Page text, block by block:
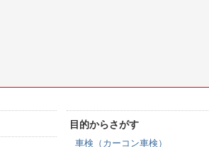
目的からさがす
車検（カーコン車検）